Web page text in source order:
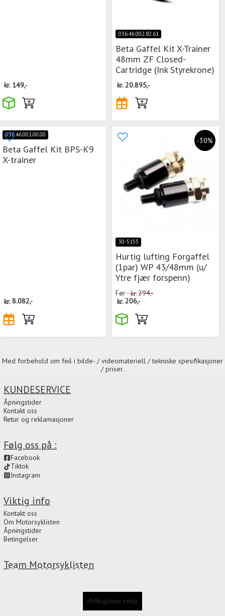
kr. 149,-
036.46.002.82.61
Beta Gaffel Kit X-Trainer
48mm ZF Closed-
Cartridge (Ink Styrekrone)
kr.20.895,-
036.46.001.00.00
Beta Gaffel Kit BPS-K9
X-trainer
kr.8.082,-
-30%
30-5155
Hurtig lufting Forgaffel
(1par) WP 43/48mm (u/
Ytre fjær forspenn)
Før kr.294,-
kr.206,-
Med forbehold om feil i bilde- / videomateriell / tekniske spesifikasjoner
/ priser.
Team Motorsyklisten
Viktig info
Kontakt oss
Om Motorsyklisten
Åpningstider
Betingelser
Følg oss på :
Facebook
Tiktok
Instagram
KUNDESERVICE
Åpningstider
Kontakt oss
Retur og reklamasjoner
Registrer retur